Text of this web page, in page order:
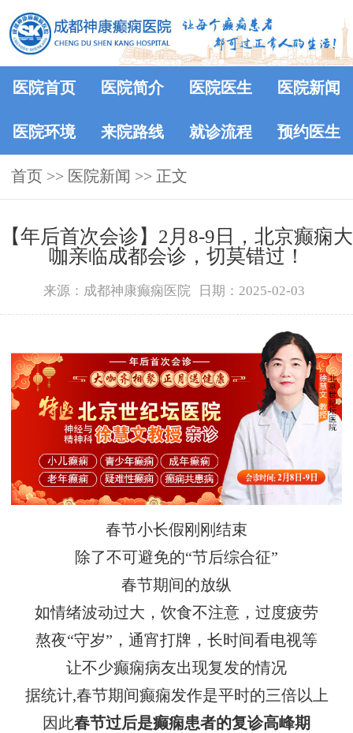
医院首页 医院简介 医院医生 医院新闻
医院环境 来院路线 就诊流程 预约医生
首页 >> 医院新闻 >> 正文
【年后首次会诊】2月8-9日，北京癫痫大
咖亲临成都会诊，切莫错过！
来源：成都神康癫痫医院 日期：2025-02-03
春节小长假刚刚结束
除了不可避免的“节后综合征”
春节期间的放纵
如情绪波动过大，饮食不注意，过度疲劳
熬夜“守岁”，通宵打牌，长时间看电视等
让不少癫痫病友出现复发的情况
据统计,春节期间癫痫发作是平时的三倍以上
因此春节过后是癫痫患者的复诊高峰期